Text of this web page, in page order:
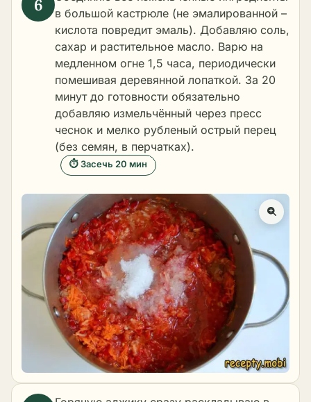
в большой кастрюле (не эмалированной –
кислота повредит эмаль). Добавляю соль,
сахар и растительное масло. Варю на
медленном огне 1,5 часа, периодически
помешивая деревянной лопаткой. За 20
минут до готовности обязательно
добавляю измельчённый через пресс
чеснок и мелко рубленый острый перец
(без семян, в перчатках).
⏱ Засечь 20 мин